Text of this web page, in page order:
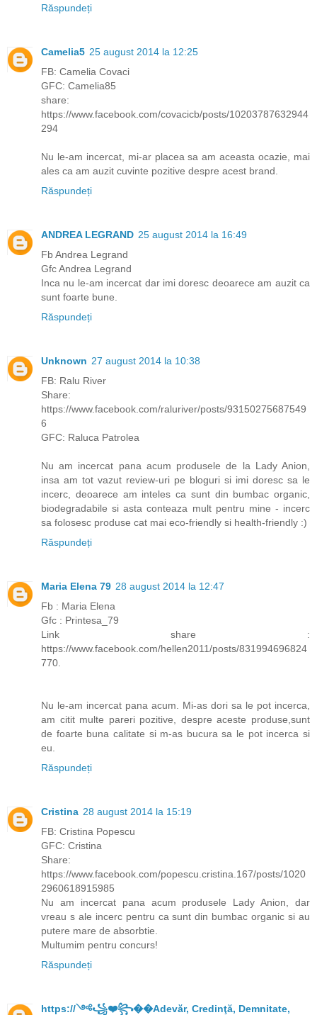
Răspundeți
Camelia5 25 august 2014 la 12:25
FB: Camelia Covaci
GFC: Camelia85
share:
https://www.facebook.com/covacicb/posts/10203787632944
294
Nu le-am incercat, mi-ar placea sa am aceasta ocazie, mai
ales ca am auzit cuvinte pozitive despre acest brand.
Răspundeți
ANDREA LEGRAND 25 august 2014 la 16:49
Fb Andrea Legrand
Gfc Andrea Legrand
Inca nu le-am incercat dar imi doresc deoarece am auzit ca
sunt foarte bune.
Răspundeți
Unknown 27 august 2014 la 10:38
FB: Ralu River
Share:
https://www.facebook.com/raluriver/posts/93150275687549
6
GFC: Raluca Patrolea
Nu am incercat pana acum produsele de la Lady Anion,
insa am tot vazut review-uri pe bloguri si imi doresc sa le
incerc, deoarece am inteles ca sunt din bumbac organic,
biodegradabile si asta conteaza mult pentru mine - incerc
sa folosesc produse cat mai eco-friendly si health-friendly :)
Răspundeți
Maria Elena 79 28 august 2014 la 12:47
Fb : Maria Elena
Gfc : Printesa_79
Link share :
https://www.facebook.com/hellen2011/posts/831994696824
770.
Nu le-am incercat pana acum. Mi-as dori sa le pot incerca,
am citit multe pareri pozitive, despre aceste produse,sunt
de foarte buna calitate si m-as bucura sa le pot incerca si
eu.
Răspundeți
Cristina 28 august 2014 la 15:19
FB: Cristina Popescu
GFC: Cristina
Share:
https://www.facebook.com/popescu.cristina.167/posts/1020
2960618915985
Nu am incercat pana acum produsele Lady Anion, dar
vreau s ale incerc pentru ca sunt din bumbac organic si au
putere mare de absorbtie.
Multumim pentru concurs!
Răspundeți
https://༺꧁❤️꧂��Adevăr, Credinţă, Demnitate,